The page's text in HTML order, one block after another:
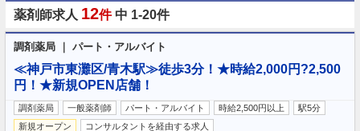
薬剤師求人 12件 中 1-20件
調剤薬局 ｜ パート・アルバイト
≪神戸市東灘区/青木駅≫徒歩3分！★時給2,000円?2,500
円！★新規OPEN店舗！
調剤薬局 一般薬剤師 パート・アルバイト 時給2,500円以上
駅5分
新規オープン
コンサルタントを経由する求人